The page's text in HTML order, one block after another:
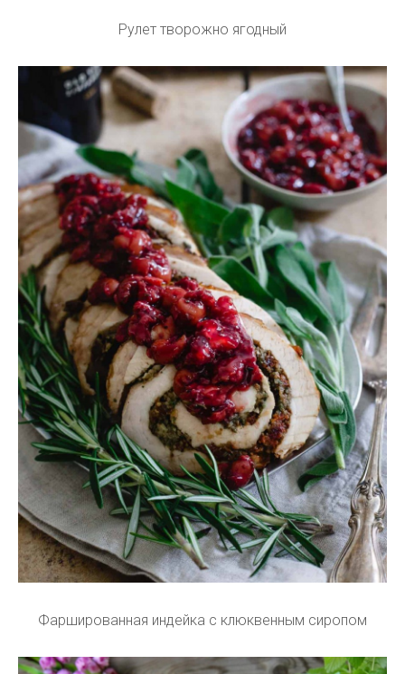
Рулет творожно ягодный
Фаршированная индейка с клюквенным сиропом